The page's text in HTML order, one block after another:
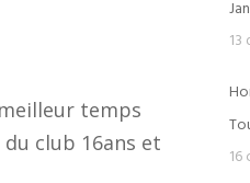
temps
club 16ans et
ACTIVITÉS
Ecole de Natation Française – ENF